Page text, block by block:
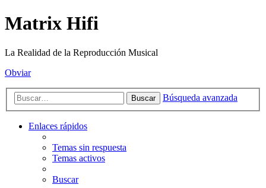
Matrix Hifi
La Realidad de la Reproducción Musical
Obviar
Buscar Búsqueda avanzada
Enlaces rápidos
Temas sin respuesta
Temas activos
Buscar